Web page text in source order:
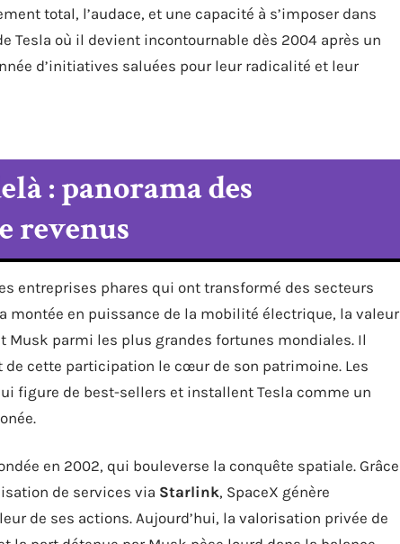
total, l’audace, et une capacité à s’imposer dans
Tesla où il devient incontournable dès 2004 après un
d’initiatives saluées pour leur radicalité et leur
: panorama des
revenus
entreprises phares qui ont transformé des secteurs
montée en puissance de la mobilité électrique, la valeur
parmi les plus grandes fortunes mondiales. Il
de cette participation le cœur de son patrimoine. Les
figure de best-sellers et installent Tesla comme un
en 2002, qui bouleverse la conquête spatiale. Grâce
de services via Starlink, SpaceX génère
de ses actions. Aujourd’hui, la valorisation privée de